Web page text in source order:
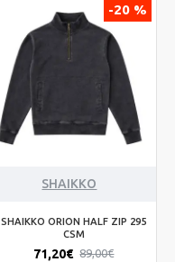
-20 %
SHAIKKO
SHAIKKO ORION HALF ZIP 295
CSM
71,20€ 89,00€